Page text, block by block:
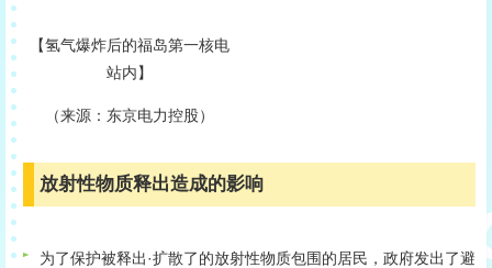
【氢气爆炸后的福岛第一核电
站内】
（来源：东京电力控股）
放射性物质释出造成的影响
为了保护被释出·扩散了的放射性物质包围的居民，政府发出了避